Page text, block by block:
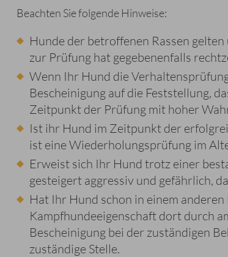
Beachten Sie folgende Hinweise:
Hunde der betroffenen Rassen
zur Prüfung hat gegebenenfalls
Wenn Ihr Hund die
Bescheinigung auf die Feststellung,
Zeitpunkt der Prüfung mit hoher
Ist ihr Hund im Zeitpunkt der
ist eine Wiederholungsprüfung im
Erweist sich Ihr Hund trotz einer
gesteigert aggressiv und gefährlich,
Hat Ihr Hund schon in einem
Kampfhundeeigenschaft dort durch
Bescheinigung bei der zuständigen
zuständige Stelle.